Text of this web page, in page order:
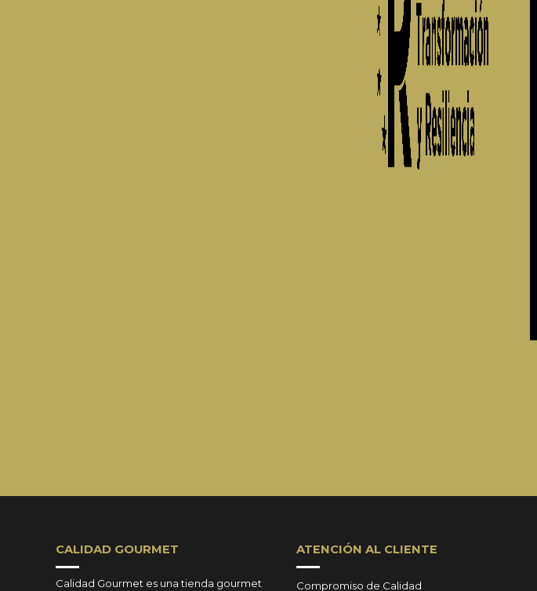
CALIDAD GOURMET
Calidad Gourmet es una tienda gourmet
ATENCIÓN AL CLIENTE
Compromiso de Calidad